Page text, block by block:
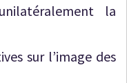
la
sur l’image des